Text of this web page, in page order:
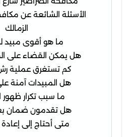
الأسئلة الشائعة عن
الزمالك
ما هو أقوى مبيد
هل يمكن القضاء على
كم تستغرق عملية
هل المبيدات آمنة
ما سبب تكرار ظهور
هل تقدمون ضمان
متى أحتاج إلى